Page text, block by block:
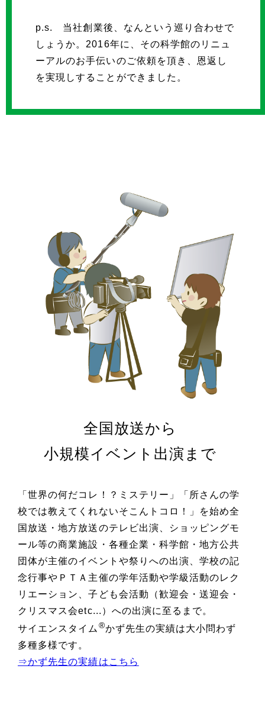
p.s. 当社創業後、なんという巡り合わせで
しょうか。2016年に、その科学館のリニュ
ーアルのお手伝いのご依頼を頂き、恩返し
を実現しすることができました。
全国放送から
小規模イベント出演まで
「世界の何だコレ！？ミステリー」「所さんの学
校では教えてくれないそこんトコロ！」を始め全
国放送・地方放送のテレビ出演、ショッピングモ
ール等の商業施設・各種企業・科学館・地方公共
団体が主催のイベントや祭りへの出演、学校の記
念行事やＰＴＡ主催の学年活動や学級活動のレク
リエーション、子ども会活動（歓迎会・送迎会・
クリスマス会etc...）への出演に至るまで。
サイエンスタイム ®かず先生の実績は大小問わず
多種多様です。
⇒かず先生の実績はこちら